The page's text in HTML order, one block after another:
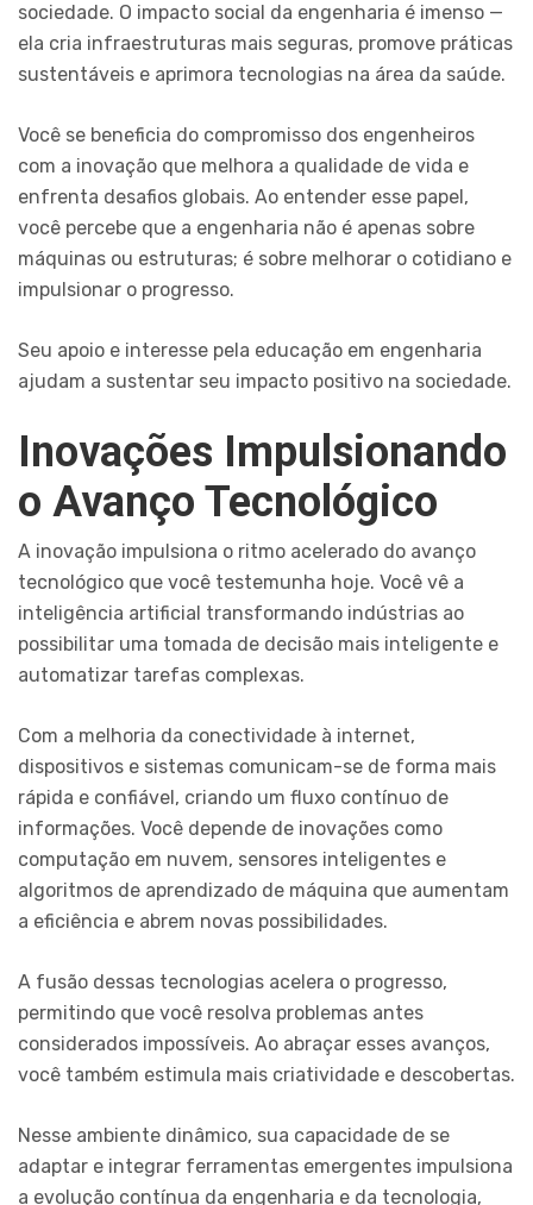
sociedade. O impacto social da engenharia é imenso —
ela cria infraestruturas mais seguras, promove práticas
sustentáveis e aprimora tecnologias na área da saúde.
Você se beneficia do compromisso dos engenheiros
com a inovação que melhora a qualidade de vida e
enfrenta desafios globais. Ao entender esse papel,
você percebe que a engenharia não é apenas sobre
máquinas ou estruturas; é sobre melhorar o cotidiano e
impulsionar o progresso.
Seu apoio e interesse pela educação em engenharia
ajudam a sustentar seu impacto positivo na sociedade.
Inovações Impulsionando
o Avanço Tecnológico
A inovação impulsiona o ritmo acelerado do avanço
tecnológico que você testemunha hoje. Você vê a
inteligência artificial transformando indústrias ao
possibilitar uma tomada de decisão mais inteligente e
automatizar tarefas complexas.
Com a melhoria da conectividade à internet,
dispositivos e sistemas comunicam-se de forma mais
rápida e confiável, criando um fluxo contínuo de
informações. Você depende de inovações como
computação em nuvem, sensores inteligentes e
algoritmos de aprendizado de máquina que aumentam
a eficiência e abrem novas possibilidades.
A fusão dessas tecnologias acelera o progresso,
permitindo que você resolva problemas antes
considerados impossíveis. Ao abraçar esses avanços,
você também estimula mais criatividade e descobertas.
Nesse ambiente dinâmico, sua capacidade de se
adaptar e integrar ferramentas emergentes impulsiona
a evolução contínua da engenharia e da tecnologia,